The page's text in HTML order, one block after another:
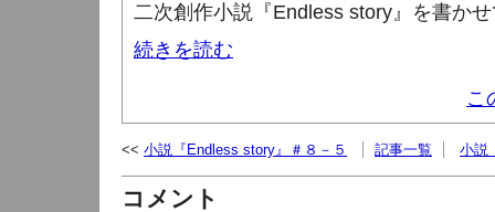
二次創作小説『Endless story』を書か
続きを読む
こ
小説『Endless story』＃８－５ 記事一覧 小説
コメント